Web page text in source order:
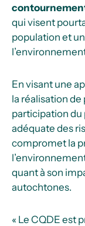
qui visent
population et
En visant une
la réalisation
participation du
adéquate des
compromet la
quant à son
autochtones.
« Le CQDE est